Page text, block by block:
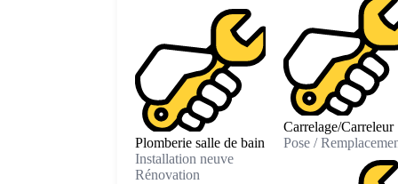
Plomberie salle de bain
Installation neuve
Rénovation
Carrelage/Carreleur
Pose /